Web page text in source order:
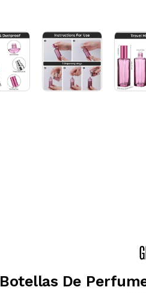
Botellas De